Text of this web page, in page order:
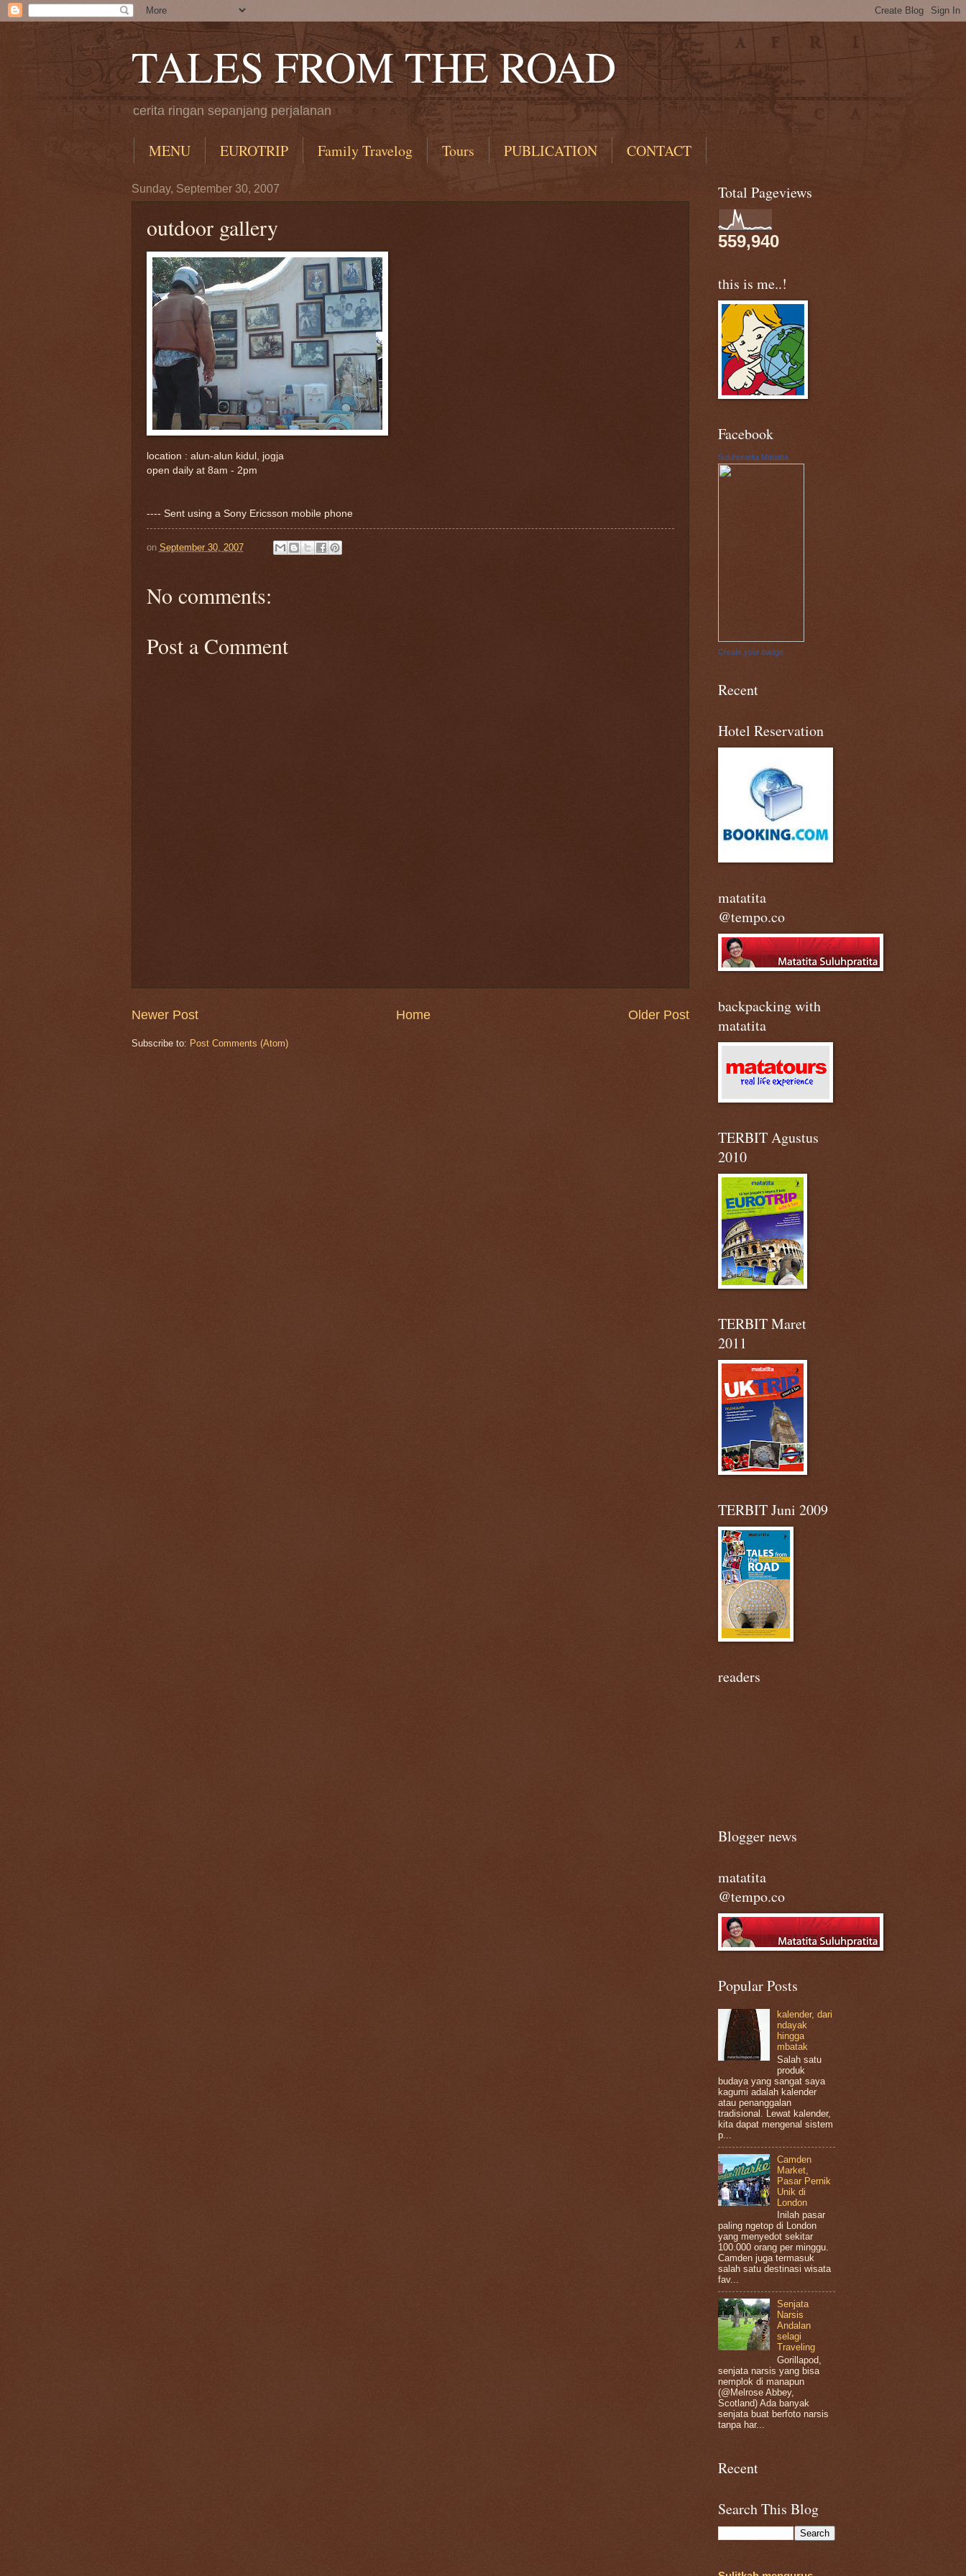
TALES FROM THE ROAD
cerita ringan sepanjang perjalanan
MENU EUROTRIP Family Travelog Tours PUBLICATION CONTACT
Sunday, September 30, 2007
outdoor gallery
location : alun-alun kidul, jogja
open daily at 8am - 2pm
---- Sent using a Sony Ericsson mobile phone
on September 30, 2007
No comments:
Post a Comment
Newer Post Older Post
Home
Subscribe to: Post Comments (Atom)
Total Pageviews
559,940
this is me..!
Facebook
Suluhpratita Matatita
Create your badge
Recent
Hotel Reservation
matatita
@tempo.co
backpacking with
matatita
TERBIT Agustus
2010
TERBIT Maret
2011
TERBIT Juni 2009
readers
Blogger news
matatita
@tempo.co
Popular Posts
kalender, dari
ndayak
hingga
mbatak
Salah satu
produk
budaya yang sangat saya
kagumi adalah kalender
atau penanggalan
tradisional. Lewat kalender,
kita dapat mengenal sistem
p...
Camden
Market,
Pasar Pernik
Unik di
London
Inilah pasar
paling ngetop di London
yang menyedot sekitar
100.000 orang per minggu.
Camden juga termasuk
salah satu destinasi wisata
fav...
Senjata
Narsis
Andalan
selagi
Traveling
Gorillapod,
senjata narsis yang bisa
nemplok di manapun
(@Melrose Abbey,
Scotland) Ada banyak
senjata buat berfoto narsis
tanpa har...
Recent
Search This Blog